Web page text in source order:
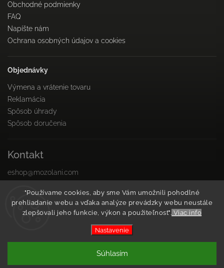
"Používame cookies, aby sme Vám umožnili pohodlné
prehliadanie webu a vďaka analýze prevádzky webu neustále
zlepšovali jeho funkcie, výkon a použiteľnosť". Viac info
Nastavenie
Súhlasím
Obchodné podmienky
FAQ
Napíšte nám
Ochrana osobných údajov a cookies
Objednávky
Výmena a vrátenie tovaru
Reklamácia
Spôsob úhrady
Spôsob doručenia
Kontakt
eshop@mozolani.com
PO-PIA 8:00 do 16:00
Facebook
Instagram
vyhradené.
VytvořilShoptet| DesignShoptak.cz